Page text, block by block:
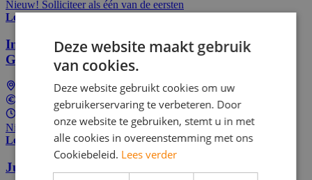
Nieuw! Solliciteer als één van de eersten
Lees meer
Internationaal Servicemonteur
Grondverzetmachines
In overeenstemming
Fulltime (ervaren)
Nieuw! Solliciteer als één van de eersten
Lees meer
Junior AI Research Scientist
Deze website maakt gebruik
van cookies.
Deze website gebruikt cookies om uw
gebruikerservaring te verbeteren. Door
onze website te gebruiken, stemt u in met
alle cookies in overeenstemming met ons
Cookiebeleid. Lees verder